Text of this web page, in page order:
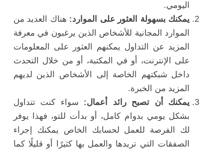
اليومي.
يمكنك بسهولة العثور على الموارد: هناك العديد من
الموارد المجانية للأشخاص الذين يرغبون في معرفة
المزيد عن التداول يمكنهم العثور على المعلومات
على الإنترنت، أو في المكتبة، أو من خلال التحدث
داخل شبكتهم الخاصة إلى الأشخاص الذين لديهم
المزيد من الخبرة.
يمكنك أن تصبح رائد أعمال: سواء كنت تتداول
بشكل يومي بدوام كامل، أو بدأت للتو، فهذا يوفر
لك الفرصة للعمل لحسابك الخاص يمكنك إجراء
الصفقات التي تريدها والعمل بها كثيرًا أو قليلًا كما